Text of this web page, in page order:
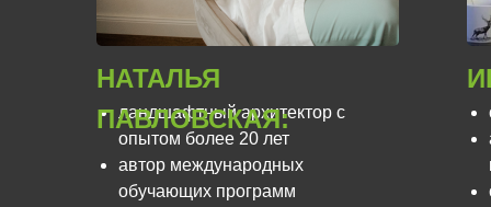
ландшафтный архитектор с
опытом более 20 лет
автор международных
обучающих программ
НАТАЛЬЯ
ПАВЛОВСКАЯ: